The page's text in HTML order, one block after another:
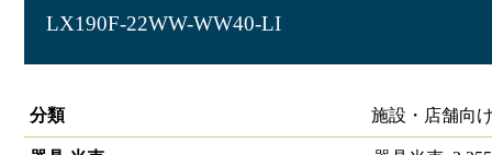
LX190F-22WW-WW40-LI
分類
施設・店舗向